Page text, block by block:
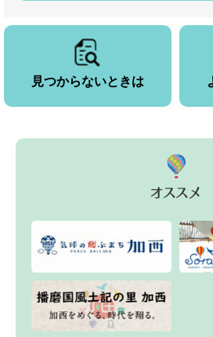
見つからないときは